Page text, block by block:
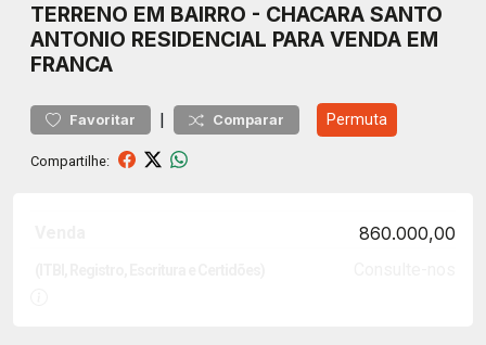
TERRENO EM BAIRRO - CHACARA SANTO
ANTONIO RESIDENCIAL PARA VENDA EM
FRANCA
Favoritar | Comparar Permuta
Compartilhe:
860.000,00